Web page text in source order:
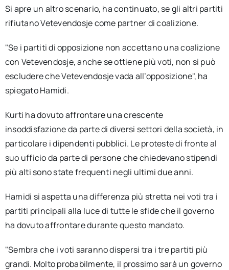
Si apre un altro scenario, ha continuato, se gli altri partiti
rifiutano Vetevendosje come partner di coalizione.
"Se i partiti di opposizione non accettano una coalizione
con Vetevendosje, anche se ottiene più voti, non si può
escludere che Vetevendosje vada all’opposizione", ha
spiegato Hamidi.
Kurti ha dovuto affrontare una crescente
insoddisfazione da parte di diversi settori della società, in
particolare i dipendenti pubblici. Le proteste di fronte al
suo ufficio da parte di persone che chiedevano stipendi
più alti sono state frequenti negli ultimi due anni.
Hamidi si aspetta una differenza più stretta nei voti tra i
partiti principali alla luce di tutte le sfide che il governo
ha dovuto affrontare durante questo mandato.
"Sembra che i voti saranno dispersi tra i tre partiti più
grandi. Molto probabilmente, il prossimo sarà un governo